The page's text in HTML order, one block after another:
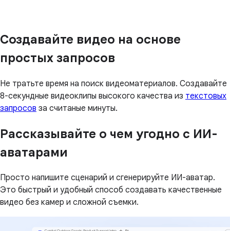
Создавайте видео на основе
простых запросов
Не тратьте время на поиск видеоматериалов. Создавайте
8-секундные видеоклипы высокого качества из текстовых
запросов за считаные минуты.
Рассказывайте о чем угодно с ИИ-
аватарами
Просто напишите сценарий и сгенерируйте ИИ-аватар.
Это быстрый и удобный способ создавать качественные
видео без камер и сложной съемки.